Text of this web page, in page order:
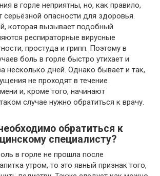
в горле неприятны, но, как правило,
серьёзной опасности для здоровья.
которая вызывает подобный
респираторные вирусные
простуда и грипп. Поэтому в
боль в горле быстро утихает и
несколько дней. Однако бывает и так,
не проходят в течение
и, кроме того, начинают
случае нужно обратиться к врачу.
обратиться к
специалисту?
в горле не прошла после
утром, то это явный признак того,